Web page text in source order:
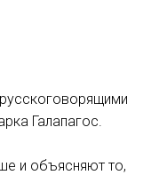
Галапагос.
и объясняют то,